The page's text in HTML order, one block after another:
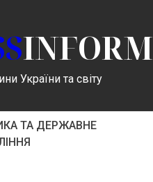
INFORM
України та світу
ТА ДЕРЖАВНЕ